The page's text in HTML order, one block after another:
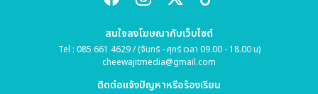
สนใจลงโฆษณากับเว็บไซต์
Tel : 085 661 4629 / (จันทร์ - ศุกร์ เวลา 09.00 - 18.00 น)
cheewajitmedia@gmail.com
ติดต่อแจ้งปัญหาหรือร้องเรียน